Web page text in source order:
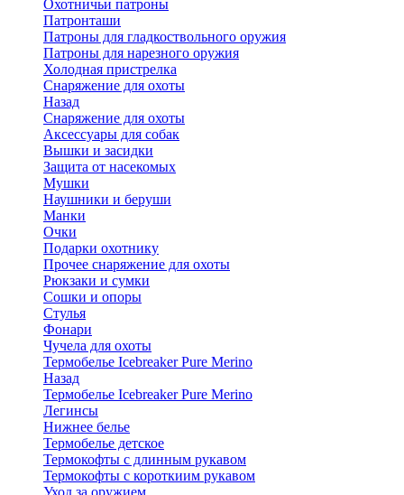
Охотничьи патроны
Патронташи
Патроны для гладкоствольного оружия
Патроны для нарезного оружия
Холодная пристрелка
Снаряжение для охоты
Назад
Снаряжение для охоты
Аксессуары для собак
Вышки и засидки
Защита от насекомых
Мушки
Наушники и беруши
Манки
Очки
Подарки охотнику
Прочее снаряжение для охоты
Рюкзаки и сумки
Сошки и опоры
Стулья
Фонари
Чучела для охоты
Термобелье Icebreaker Pure Merino
Назад
Термобелье Icebreaker Pure Merino
Легинсы
Нижнее белье
Термобелье детское
Термокофты с длинным рукавом
Термокофты с короткиим рукавом
Уход за оружием